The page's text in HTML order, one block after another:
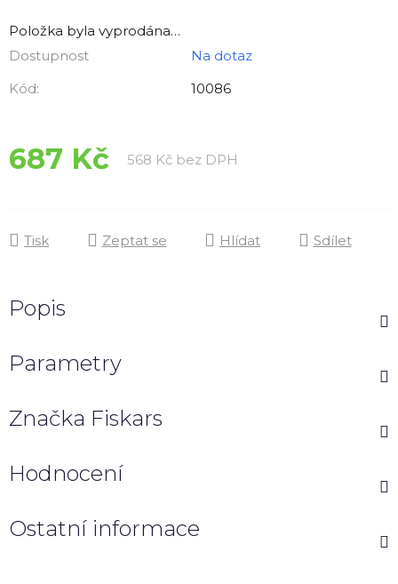
0,0
z
5
Položka byla vyprodána…
Dostupnost
Na dotaz
Kód:
10086
687 Kč 568 Kč bez DPH
Tisk Zeptat se Hlídat Sdílet
Popis
Parametry
Značka Fiskars
Hodnocení
Ostatní informace